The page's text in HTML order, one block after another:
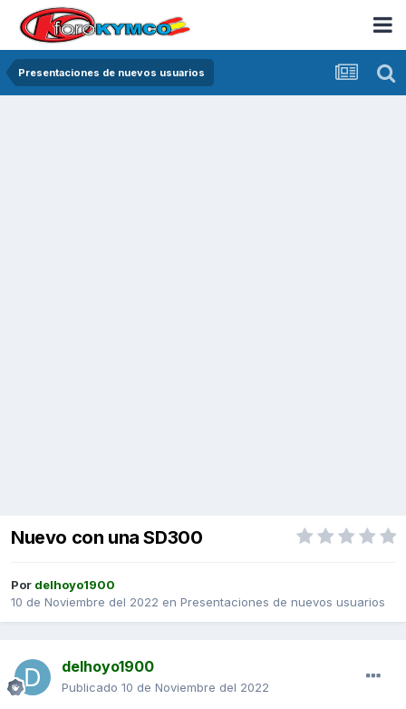
Presentaciones de nuevos usuarios
Nuevo con una SD300
Por delhoyo1900
10 de Noviembre del 2022 en Presentaciones de nuevos usuarios
delhoyo1900
Publicado 10 de Noviembre del 2022